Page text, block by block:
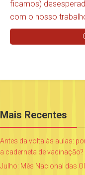
ficamos)
com o nosso
Mais Recentes
Antes da volta às aulas:
a caderneta de vacinação?
Julho: Mês Nacional das